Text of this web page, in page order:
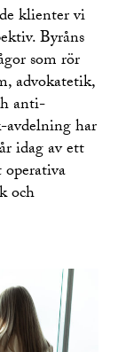
klienter vi
Byråns
som rör
advokatetik,
anti-
har
idag av ett
och